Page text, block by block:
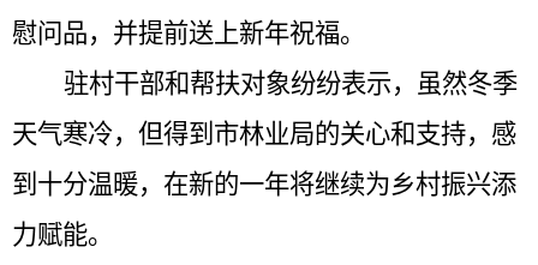
慰问品，并提前送上新年祝福。
驻村干部和帮扶对象纷纷表示，虽然冬季
天气寒冷，但得到 市林业局的关心和支持，感
到十分温暖， 在新的一年将继续为乡村振兴添
力赋能。